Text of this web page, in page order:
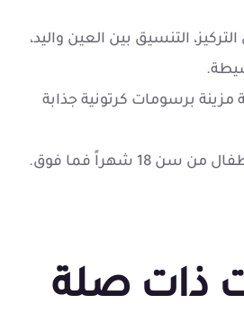
التنسيق بين العين واليد،
مزينة برسومات كرتونية جذابة
18 شهراً فما فوق.
ذات صلة